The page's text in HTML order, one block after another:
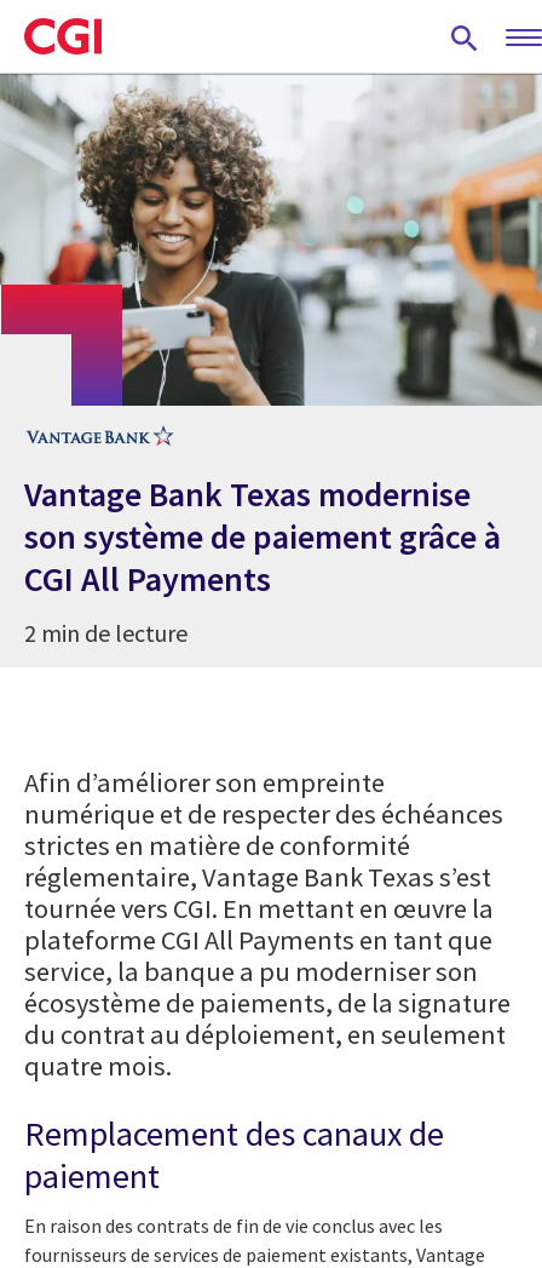
Skip
to
main
content
Vantage Bank Texas modernise
son système de paiement grâce à
CGI All Payments
2 min de lecture
Afin d’améliorer son empreinte
numérique et de respecter des échéances
strictes en matière de conformité
réglementaire, Vantage Bank Texas s’est
tournée vers CGI. En mettant en œuvre la
plateforme CGI All Payments en tant que
service, la banque a pu moderniser son
écosystème de paiements, de la signature
du contrat au déploiement, en seulement
quatre mois.
Remplacement des canaux de
paiement
En raison des contrats de fin de vie conclus avec les
fournisseurs de services de paiement existants, Vantage